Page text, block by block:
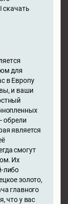
скачать
для
в Европу
и ваши
обрели
является
смогут
Их
либо
золото,
главного
что у вас